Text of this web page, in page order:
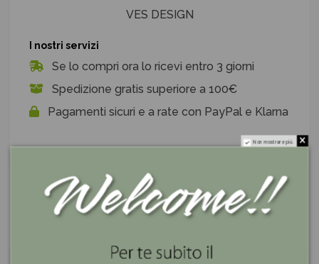
VES DESIGN
I nostri servizi
Se lo compri ora lo ricevi entro 3 giorni
Spedizione gratis superiore a 100€
Pagamenti sicuri e a rate con PayPal e Klarna
Non mostrare più.